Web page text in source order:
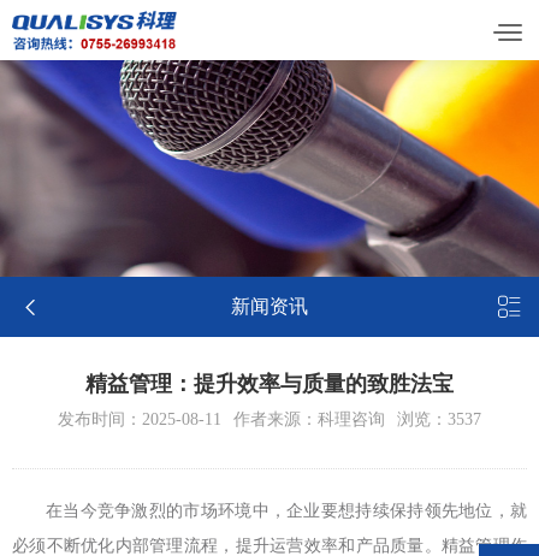
 新闻资讯 
精益管理：提升效率与质量的致胜法宝
发布时间：2025-08-11 作者来源：科理咨询 浏览：3537
在当今竞争激烈的市场环境中，企业要想持续保持领先地位，就
必须不断优化内部管理流程，提升运营效率和产品质量。精益管理作